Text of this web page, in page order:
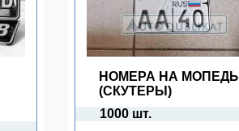
НОМЕРА НА МОПЕДЫ
(СКУТЕРЫ)
1000 шт.